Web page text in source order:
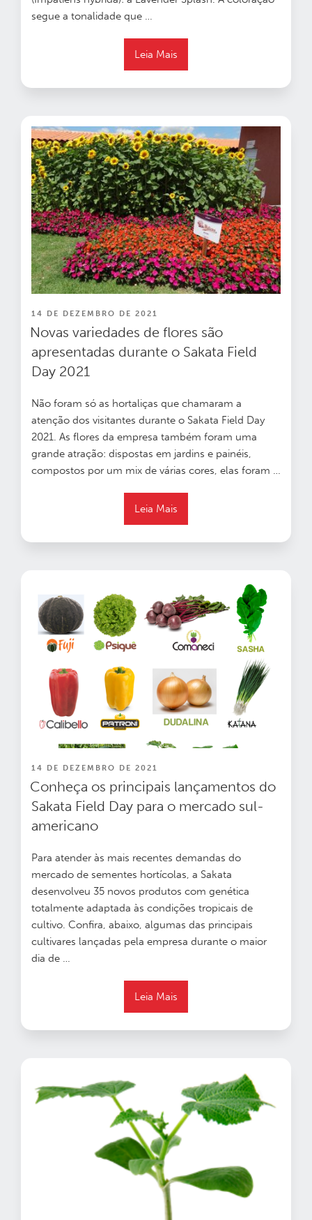
segue a tonalidade que …
Leia Mais
PUBLICADO
EM
14 DE DEZEMBRO DE 2021
Novas variedades de flores são
apresentadas durante o Sakata Field
Day 2021
Não foram só as hortaliças que chamaram a
atenção dos visitantes durante o Sakata Field Day
2021. As flores da empresa também foram uma
grande atração: dispostas em jardins e painéis,
compostos por um mix de várias cores, elas foram …
Leia Mais
PUBLICADO
EM
14 DE DEZEMBRO DE 2021
Conheça os principais lançamentos do
Sakata Field Day para o mercado sul-
americano
Para atender às mais recentes demandas do
mercado de sementes hortícolas, a Sakata
desenvolveu 35 novos produtos com genética
totalmente adaptada às condições tropicais de
cultivo. Confira, abaixo, algumas das principais
cultivares lançadas pela empresa durante o maior
dia de …
Leia Mais